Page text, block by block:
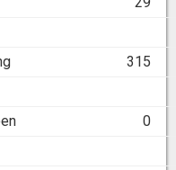
315
0